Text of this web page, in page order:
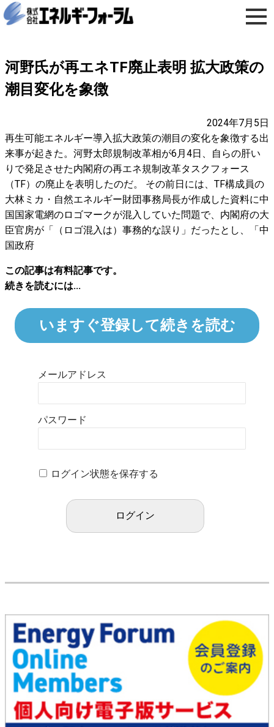
河野氏が再エネTF廃止表明 拡大政策の
潮目変化を象徴
2024年7月5日
再生可能エネルギー導入拡大政策の潮目の変化を象徴する出
来事が起きた。河野太郎規制改革相が6月4日、自らの肝い
りで発足させた内閣府の再エネ規制改革タスクフォース
（TF）の廃止を表明したのだ。 その前日には、TF構成員の
大林ミカ・自然エネルギー財団事務局長が作成した資料に中
国国家電網のロゴマークが混入していた問題で、内閣府の大
臣官房が「（ロゴ混入は）事務的な誤り」だったとし、「中
国政府
この記事は有料記事です。
続きを読むには...
いますぐ登録して続きを読む
メールアドレス
パスワード
ログイン状態を保存する